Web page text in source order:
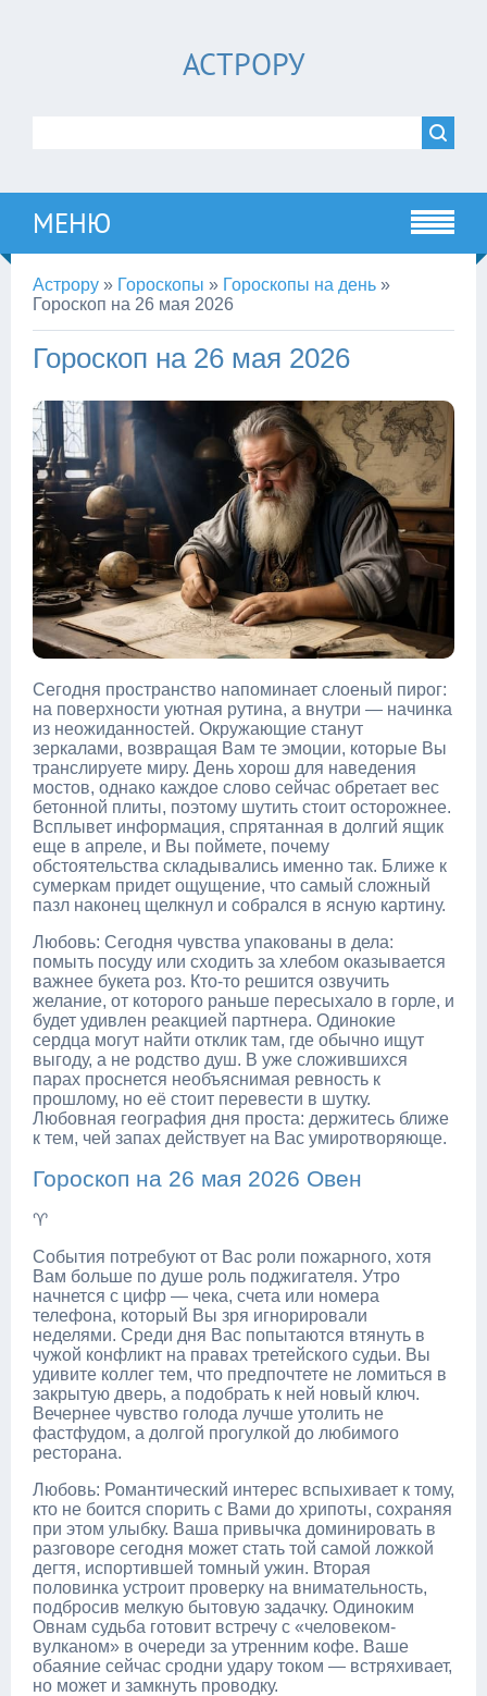
АСТРОРУ
МЕНЮ
Астрору » Гороскопы » Гороскопы на день »
Гороскоп на 26 мая 2026
Гороскоп на 26 мая 2026
Сегодня пространство напоминает слоеный пирог:
на поверхности уютная рутина, а внутри — начинка
из неожиданностей. Окружающие станут
зеркалами, возвращая Вам те эмоции, которые Вы
транслируете миру. День хорош для наведения
мостов, однако каждое слово сейчас обретает вес
бетонной плиты, поэтому шутить стоит осторожнее.
Всплывет информация, спрятанная в долгий ящик
еще в апреле, и Вы поймете, почему
обстоятельства складывались именно так. Ближе к
сумеркам придет ощущение, что самый сложный
пазл наконец щелкнул и собрался в ясную картину.
Любовь: Сегодня чувства упакованы в дела:
помыть посуду или сходить за хлебом оказывается
важнее букета роз. Кто-то решится озвучить
желание, от которого раньше пересыхало в горле, и
будет удивлен реакцией партнера. Одинокие
сердца могут найти отклик там, где обычно ищут
выгоду, а не родство душ. В уже сложившихся
парах проснется необъяснимая ревность к
прошлому, но её стоит перевести в шутку.
Любовная география дня проста: держитесь ближе
к тем, чей запах действует на Вас умиротворяюще.
Гороскоп на 26 мая 2026 Овен
♈
События потребуют от Вас роли пожарного, хотя
Вам больше по душе роль поджигателя. Утро
начнется с цифр — чека, счета или номера
телефона, который Вы зря игнорировали
неделями. Среди дня Вас попытаются втянуть в
чужой конфликт на правах третейского судьи. Вы
удивите коллег тем, что предпочтете не ломиться в
закрытую дверь, а подобрать к ней новый ключ.
Вечернее чувство голода лучше утолить не
фастфудом, а долгой прогулкой до любимого
ресторана.
Любовь: Романтический интерес вспыхивает к тому,
кто не боится спорить с Вами до хрипоты, сохраняя
при этом улыбку. Ваша привычка доминировать в
разговоре сегодня может стать той самой ложкой
дегтя, испортившей томный ужин. Вторая
половинка устроит проверку на внимательность,
подбросив мелкую бытовую задачку. Одиноким
Овнам судьба готовит встречу с «человеком-
вулканом» в очереди за утренним кофе. Ваше
обаяние сейчас сродни удару током — встряхивает,
но может и замкнуть проводку.